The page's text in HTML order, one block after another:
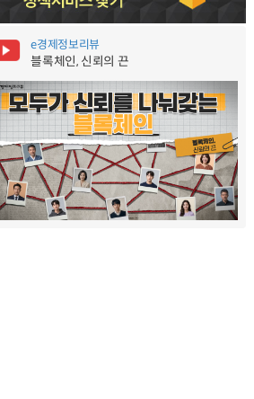
e경제정보리뷰
블록체인, 신뢰의 끈